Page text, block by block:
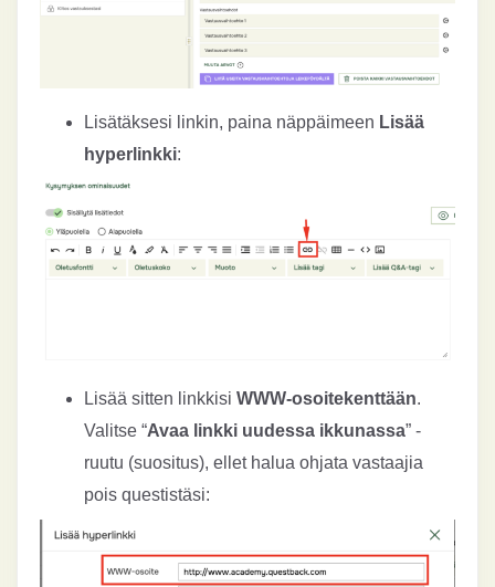
Lisätäksesi linkin, paina näppäimeen Lisää
hyperlinkki:
Lisää sitten linkkisi WWW-osoitekenttään.
Valitse “Avaa linkki uudessa ikkunassa” -
ruutu (suositus), ellet halua ohjata vastaajia
pois questistäsi: